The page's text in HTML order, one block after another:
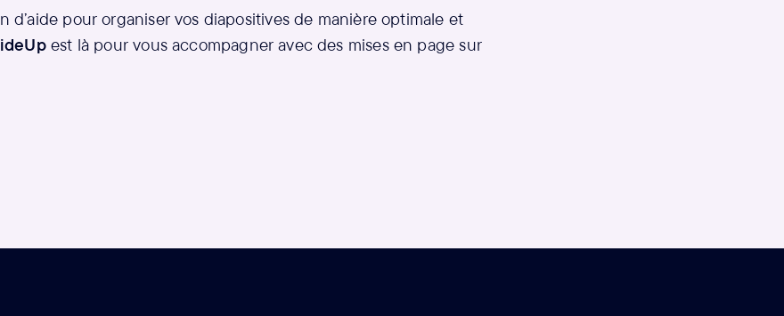
d’aide pour organiser vos diapositives de manière optimale et
est là pour vous accompagner avec des mises en page sur